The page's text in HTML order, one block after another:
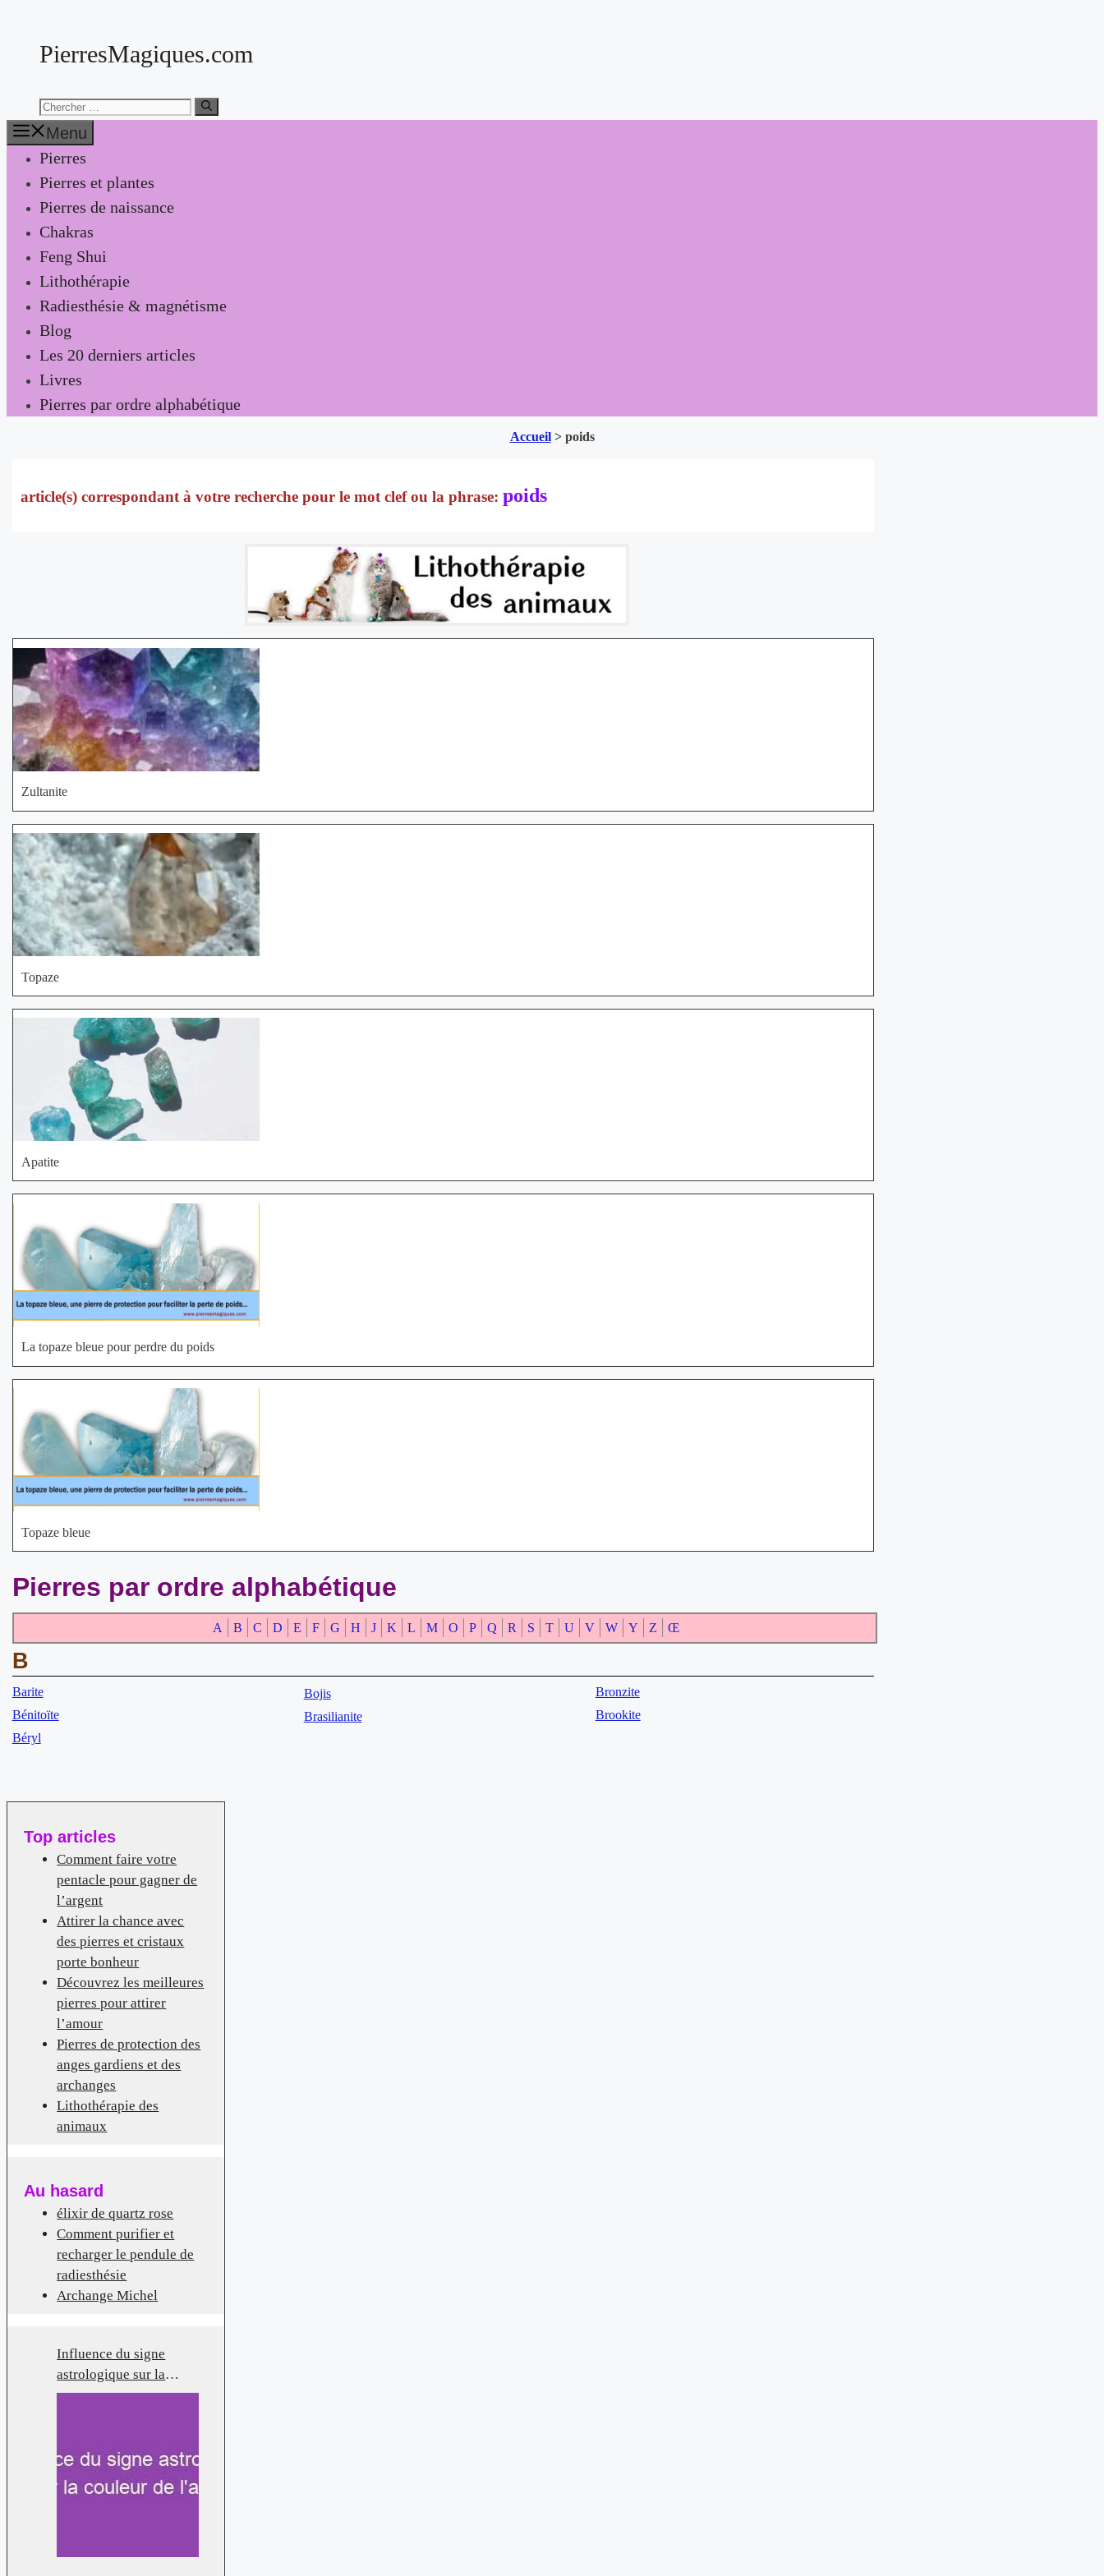
contenuPierresMagiques.com
Chercher:
Menu
Pierres
Pierres et plantes
Pierres de naissance
Chakras
Feng Shui
Lithothérapie
Radiesthésie & magnétisme
Blog
Les 20 derniers articles
Livres
Pierres par ordre alphabétique
Accueil> poids
poids
Zultanite
Topaze
Apatite
La topaze bleue pour perdre du poids
Topaze bleue
Pierres par ordre alphabétique
A B C D E F G H J K L M O P Q R S T U V W Y Z Œ
B
Barite
Bénitoïte
Béryl
Bojis
Brasilianite
Bronzite
Brookite
Top articles
Comment faire votre
pentacle pour gagner de
l’argent
Attirer la chance avec
des pierres et cristaux
porte bonheur
Découvrez les meilleures
pierres pour attirer
l’amour
Pierres de protection des
anges gardiens et des
archanges
Lithothérapie des
animaux
Au hasard
élixir de quartz rose
Comment purifier et
recharger le pendule de
radiesthésie
Archange Michel
Influence du signe
astrologique sur la
couleur de l’aura